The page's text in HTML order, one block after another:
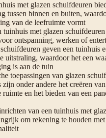
met glazen schuifdeuren
tussen binnen en buiten,
van de leefruimte vormt
tuinhuis met glazen
ontspanning, werken of
geven een tuinhuis
uitstraling, waardoor het een
is aan de tuin
toepassingen van glazen
zijn onder andere het creëren
ruimte en het bieden van een
van een tuinhuis met
om rekening te houden